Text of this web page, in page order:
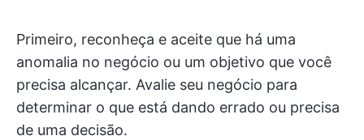
Primeiro, reconheça e aceite que há uma
anomalia no negócio ou um objetivo que você
precisa alcançar. Avalie seu negócio para
determinar o que está dando errado ou precisa
de uma decisão.